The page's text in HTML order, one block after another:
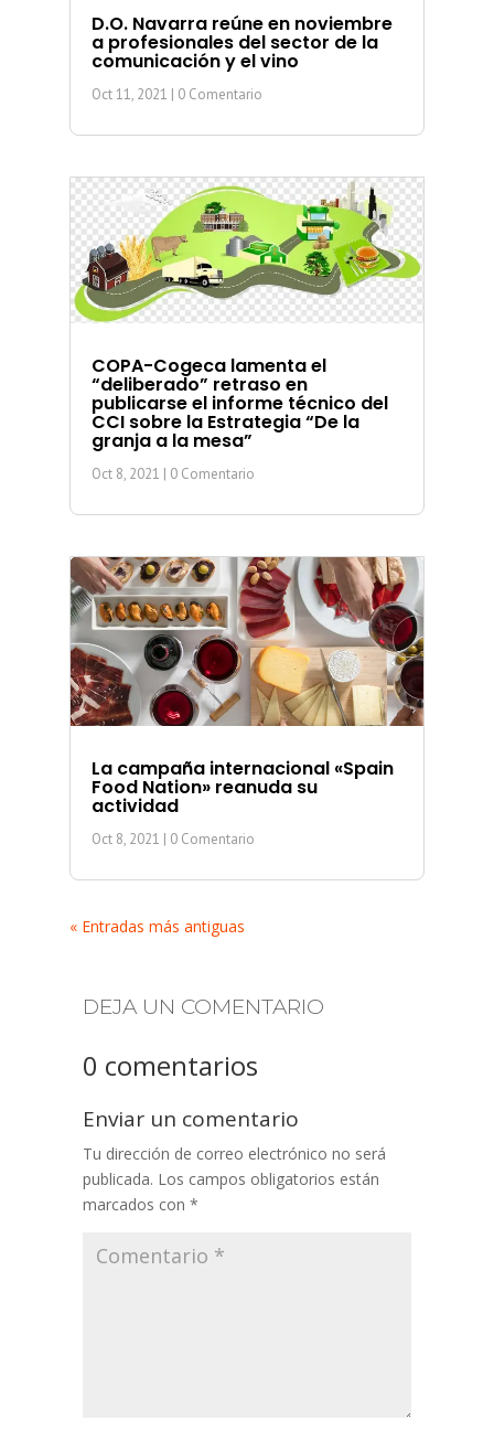
D.O. Navarra reúne en noviembre
a profesionales del sector de la
comunicación y el vino
Oct 11, 2021 | 0 Comentario
COPA-Cogeca lamenta el
“deliberado” retraso en
publicarse el informe técnico del
CCI sobre la Estrategia “De la
granja a la mesa”
Oct 8, 2021 | 0 Comentario
La campaña internacional «Spain
Food Nation» reanuda su
actividad
Oct 8, 2021 | 0 Comentario
« Entradas más antiguas
DEJA UN COMENTARIO
0 comentarios
Enviar un comentario
Tu dirección de correo electrónico no será
publicada. Los campos obligatorios están
marcados con *